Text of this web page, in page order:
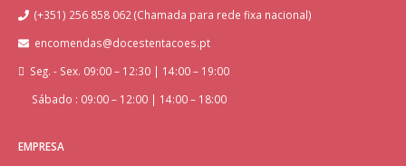
(+351) 256 858 062 (Chamada para rede fixa nacional)
encomendas@docestentacoes.pt
Seg. - Sex. 09:00 – 12:30 | 14:00 – 19:00
Sábado : 09:00 – 12:00 | 14:00 – 18:00
EMPRESA